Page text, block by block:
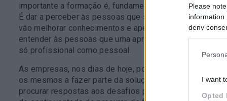
Please
information
deny
in below
I want
Opted
importante a formação é, fundamental não só para a
É dar a perceber às pessoas que se estiverem
vão melhorar conhecimentos e aperfeiçoarem-se nas
entender às pessoas que uma aprendizagem contínua
só profissional como pessoal.
As empresas, nos dias de hoje, podem e devem cada
os mesmos a fazer parte da solução, desafiando-os
procurar respostas aos desafios propostos e